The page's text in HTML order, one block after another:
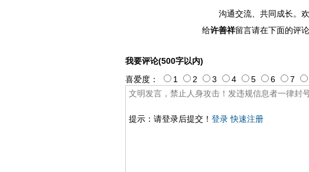
沟通交流、共同成长。
给许善祥留言请在下面的评
我要评论(500字以内)
提示：请登录后提交！ 登录 快速注册
喜爱度： 1 2 3 4 5 6 7